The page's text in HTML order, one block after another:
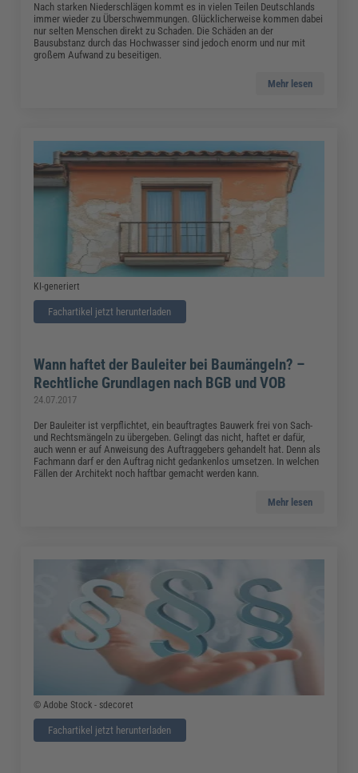
Nach starken Niederschlägen kommt es in vielen Teilen Deutschlands
immer wieder zu Überschwemmungen. Glücklicherweise kommen dabei
nur selten Menschen direkt zu Schaden. Die Schäden an der
Bausubstanz durch das Hochwasser sind jedoch enorm und nur mit
großem Aufwand zu beseitigen.
Mehr lesen
KI-generiert
Fachartikel jetzt herunterladen
Wann haftet der Bauleiter bei Baumängeln? –
Rechtliche Grundlagen nach BGB und VOB
24.07.2017
Der Bauleiter ist verpflichtet, ein beauftragtes Bauwerk frei von Sach-
und Rechtsmängeln zu übergeben. Gelingt das nicht, haftet er dafür,
auch wenn er auf Anweisung des Auftraggebers gehandelt hat. Denn als
Fachmann darf er den Auftrag nicht gedankenlos umsetzen. In welchen
Fällen der Architekt noch haftbar gemacht werden kann.
Mehr lesen
© Adobe Stock - sdecoret
Fachartikel jetzt herunterladen